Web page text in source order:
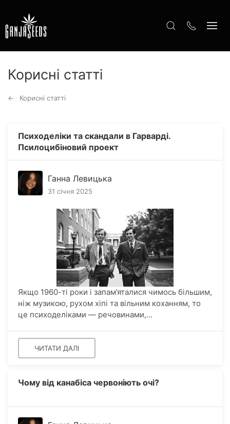
Корисні статті
Корисні статті
Психоделіки та скандали в Гарварді.
Псилоцибіновий проект
Ганна Левицька
31 січня 2025
Якщо 1960-ті роки і запам’яталися чимось більшим,
ніж музикою, рухом хіпі та вільним коханням, то
це психоделіками — речовинами,...
ЧИТАТИ ДАЛІ
Чому від канабіса червоніють очі?